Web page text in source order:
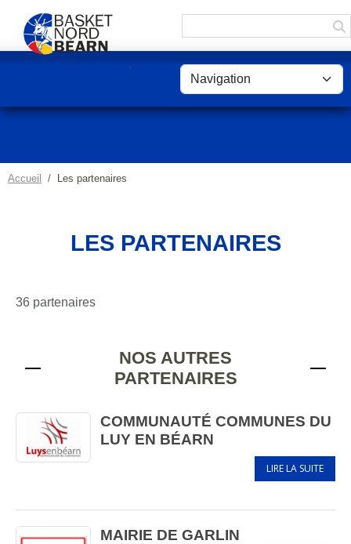
Accueil Les partenaires
LES PARTENAIRES
36 partenaires
NOS AUTRES
PARTENAIRES
COMMUNAUTÉ COMMUNES DU
LUY EN BÉARN
LIRE LA SUITE
MAIRIE DE GARLIN